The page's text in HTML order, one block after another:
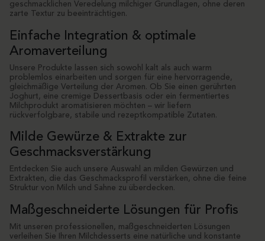
geschmacklichen Veredelung milchiger Grundlagen, ohne deren
zarte Textur zu beeinträchtigen.
Einfache Integration & optimale
Aromaverteilung
Unsere Produkte lassen sich sowohl kalt als auch warm
problemlos einarbeiten und sorgen für eine hervorragende,
gleichmäßige Verteilung der Aromen. Ob Sie einen gerührten
Joghurt, eine cremige Dessertbasis oder ein fermentiertes
Milchprodukt aromatisieren möchten – wir liefern
rückverfolgbare, stabile und rezeptkompatible Zutaten.
Milde Gewürze & Extrakte zur
Geschmacksverstärkung
Entdecken Sie auch unsere Auswahl an milden Gewürzen und
Extrakten, die das Geschmacksprofil verstärken, ohne die feine
Struktur von Milch und Sahne zu überdecken.
Maßgeschneiderte Lösungen für Profis
Mit unseren professionellen, maßgeschneiderten Lösungen
verleihen Sie Ihren Milchdesserts eine natürliche und konstante